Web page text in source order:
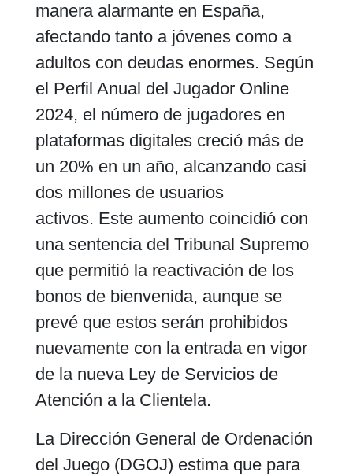
manera alarmante en España,
afectando tanto a jóvenes como a
adultos con deudas enormes. Según
el Perfil Anual del Jugador Online
2024, el número de jugadores en
plataformas digitales creció más de
un 20% en un año, alcanzando casi
dos millones de usuarios
activos. Este aumento coincidió con
una sentencia del Tribunal Supremo
que permitió la reactivación de los
bonos de bienvenida, aunque se
prevé que estos serán prohibidos
nuevamente con la entrada en vigor
de la nueva Ley de Servicios de
Atención a la Clientela.
La Dirección General de Ordenación
del Juego (DGOJ) estima que para